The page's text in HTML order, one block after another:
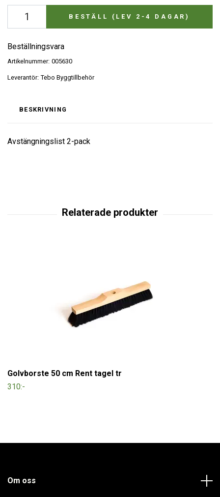
BESTÄLL (LEV 2-4 DAGAR)
Beställningsvara
Artikelnummer: 005630
Leverantör: Tebo Byggtillbehör
BESKRIVNING
Avstängningslist 2-pack
Golvborste 50 cm Rent tagel tr
310:-
Om oss